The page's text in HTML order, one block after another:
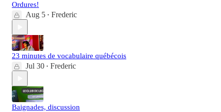
Ordures!
Aug 5 • Frederic
23 minutes de vocabulaire québécois
Jul 30 • Frederic
Baignades, discussion